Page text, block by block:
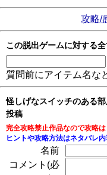
攻略/
この脱出ゲームに対する
質問前にアイテム名な
怪しげなスイッチのある
投稿
完全攻略禁止作品なので攻略
ヒントや攻略方法はネタバレ
名前
コメント(必